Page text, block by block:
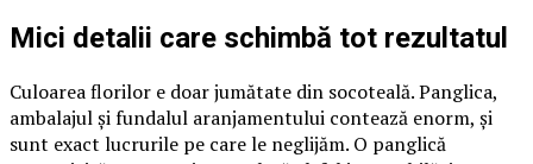
Mici detalii care schimbă tot rezultatul
Culoarea florilor e doar jumătate din socoteală. Panglica,
ambalajul și fundalul aranjamentului contează enorm, și
sunt exact lucrurile pe care le neglijăm. O panglică